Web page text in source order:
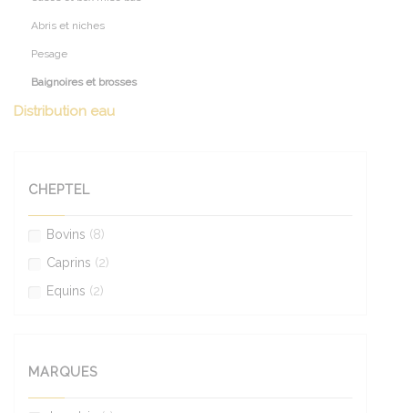
Abris et niches
Pesage
Baignoires et brosses
Distribution eau
CHEPTEL
Bovins (8)
Caprins (2)
Equins (2)
MARQUES